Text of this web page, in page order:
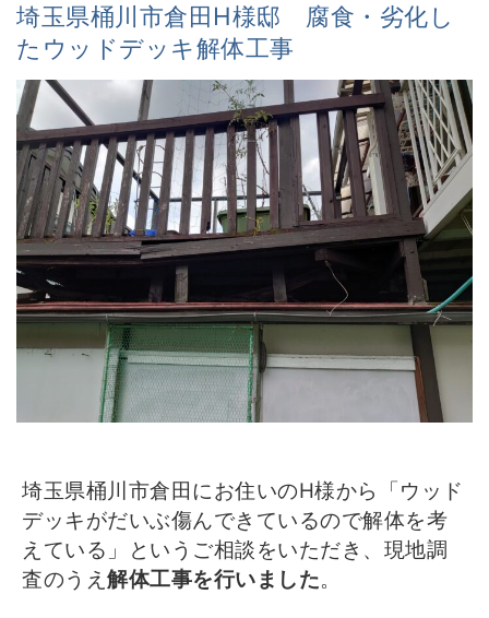
埼玉県桶川市倉田H様邸 腐食・劣化し
たウッドデッキ解体工事
埼玉県桶川市倉田にお住いのH様から「ウッド
デッキがだいぶ傷んできているので解体を考
えている」というご相談をいただき、現地調
査のうえ 解体工事を行いました。